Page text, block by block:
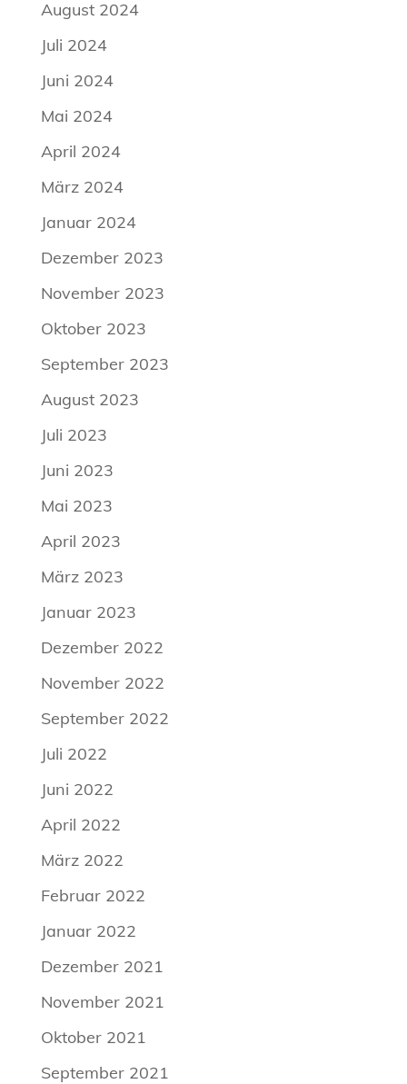
August 2024
Juli 2024
Juni 2024
Mai 2024
April 2024
März 2024
Januar 2024
Dezember 2023
November 2023
Oktober 2023
September 2023
August 2023
Juli 2023
Juni 2023
Mai 2023
April 2023
März 2023
Januar 2023
Dezember 2022
November 2022
September 2022
Juli 2022
Juni 2022
April 2022
März 2022
Februar 2022
Januar 2022
Dezember 2021
November 2021
Oktober 2021
September 2021